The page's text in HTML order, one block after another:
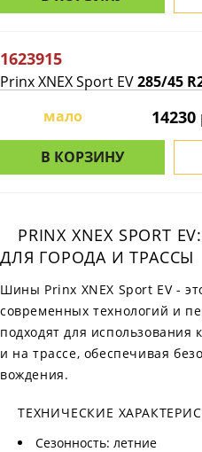
1623915
Prinx XNEX Sport EV285/45
мало
14230
В КОРЗИНУ
PRINX XNEX SPORT
ДЛЯ ГОРОДА И ТРАССЫ
Шины Prinx XNEX Sport EV -
современных технологий и
подходят для использования
и на трассе, обеспечивая
вождения.
ТЕХНИЧЕСКИЕ
Сезонность: летние